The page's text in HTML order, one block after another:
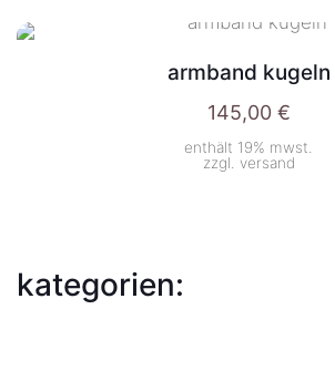
kategorien:
armband kugeln
145,00 €
enthält 19% mwst.
zzgl. versand